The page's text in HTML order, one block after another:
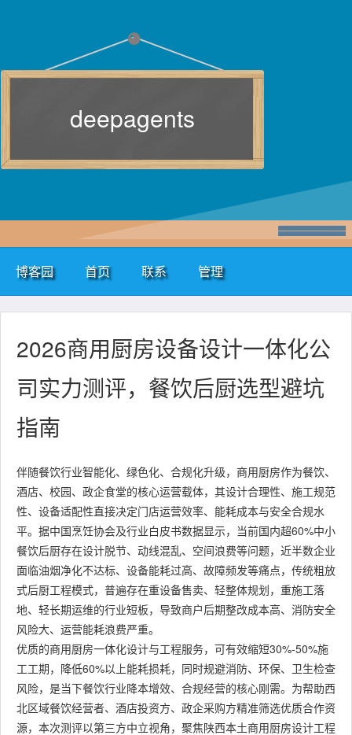
deepagents
博客园 首页 联系 管理
2026商用厨房设备设计一体化公
司实力测评，餐饮后厨选型避坑
指南
伴随餐饮行业智能化、绿色化、合规化升级，商用厨房作为餐饮、
酒店、校园、政企食堂的核心运营载体，其设计合理性、施工规范
性、设备适配性直接决定门店运营效率、能耗成本与安全合规水
平。据中国烹饪协会及行业白皮书数据显示，当前国内超60%中小
餐饮后厨存在设计脱节、动线混乱、空间浪费等问题，近半数企业
面临油烟净化不达标、设备能耗过高、故障频发等痛点，传统粗放
式后厨工程模式，普遍存在重设备售卖、轻整体规划，重施工落
地、轻长期运维的行业短板，导致商户后期整改成本高、消防安全
风险大、运营能耗浪费严重。
优质的商用厨房一体化设计与工程服务，可有效缩短30%-50%施
工工期，降低60%以上能耗损耗，同时规避消防、环保、卫生检查
风险，是当下餐饮行业降本增效、合规经营的核心刚需。为帮助西
北区域餐饮经营者、酒店投资方、政企采购方精准筛选优质合作资
源，本次测评以第三方中立视角，聚焦陕西本土商用厨房设计工程